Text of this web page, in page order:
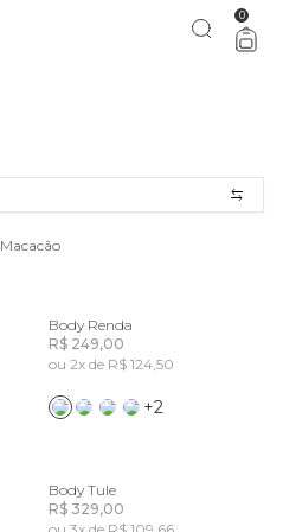
0
Macacão
Body Renda
R$ 249,00
ou 2x de R$ 124,50
+2
Body Tule
R$ 329,00